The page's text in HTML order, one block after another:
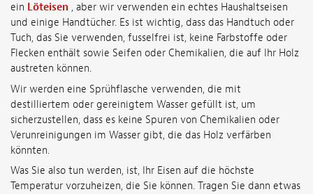
ein Löteisen , aber wir verwenden ein echtes Haushaltseisen
und einige Handtücher. Es ist wichtig, dass das Handtuch oder
Tuch, das Sie verwenden, fusselfrei ist, keine Farbstoffe oder
Flecken enthält sowie Seifen oder Chemikalien, die auf Ihr Holz
austreten können.
Wir werden eine Sprühflasche verwenden, die mit
destilliertem oder gereinigtem Wasser gefüllt ist, um
sicherzustellen, dass es keine Spuren von Chemikalien oder
Verunreinigungen im Wasser gibt, die das Holz verfärben
könnten.
Was Sie also tun werden, ist, Ihr Eisen auf die höchste
Temperatur vorzuheizen, die Sie können. Tragen Sie dann etwas